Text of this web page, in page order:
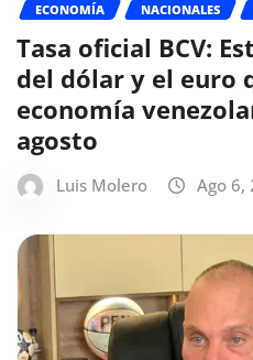
ECONOMÍA NACIONALES
Tasa oficial BCV:
del dólar y el euro
economía
agosto
Luis Molero Ago 6,